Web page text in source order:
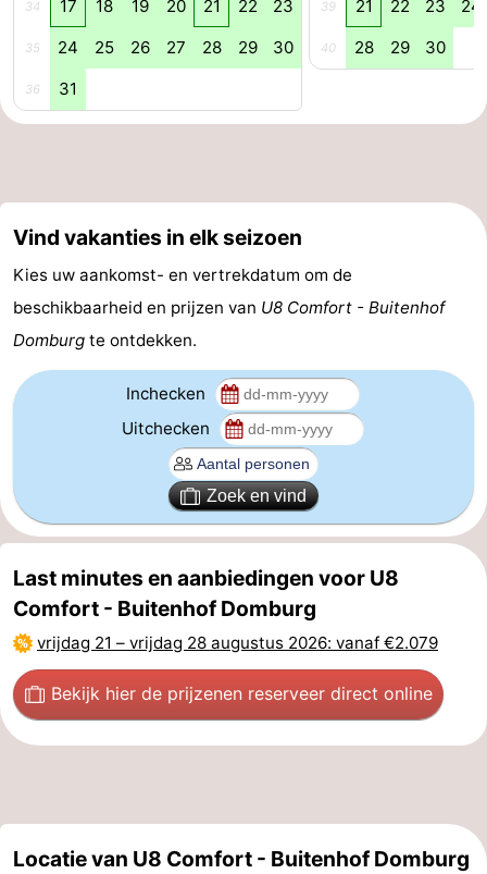
Walcherse
Dishoek
Vlissingen
Middelburg
Zeeuws-
Sluis
-
Cadzand
-
Natuur
Weer
34 17 18 19 20 21 22 23
35 24 25 26 27 28 29 30
36 31
39 21 22 23 24
40 28 29 30
Vind vakanties in elk seizoen
Kies uw aankomst- en vertrekdatum om de
beschikbaarheid en prijzen van U8 Comfort - Buitenhof
Domburg te ontdekken.
Inchecken
Uitchecken
Zoek en vind
Last minutes en aanbiedingen voor U8
Comfort - Buitenhof Domburg
vrijdag 21 – vrijdag 28 augustus 2026: vanaf €2.079
Bekijk hier de prijzenen reserveer direct online
Locatie van U8 Comfort - Buitenhof Domburg